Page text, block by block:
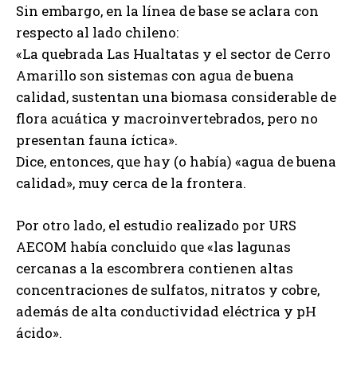
Sin embargo, en la línea de base se aclara con
respecto al lado chileno:
«La quebrada Las Hualtatas y el sector de Cerro
Amarillo son sistemas con agua de buena
calidad, sustentan una biomasa considerable de
flora acuática y macroinvertebrados, pero no
presentan fauna íctica».
Dice, entonces, que hay (o había) «agua de buena
calidad», muy cerca de la frontera.
Por otro lado, el estudio realizado por URS
AECOM había concluido que «las lagunas
cercanas a la escombrera contienen altas
concentraciones de sulfatos, nitratos y cobre,
además de alta conductividad eléctrica y pH
ácido».